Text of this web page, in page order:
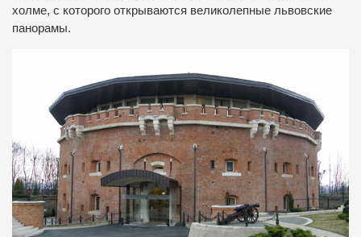
холме, с которого открываются великолепные львовские
панорамы.